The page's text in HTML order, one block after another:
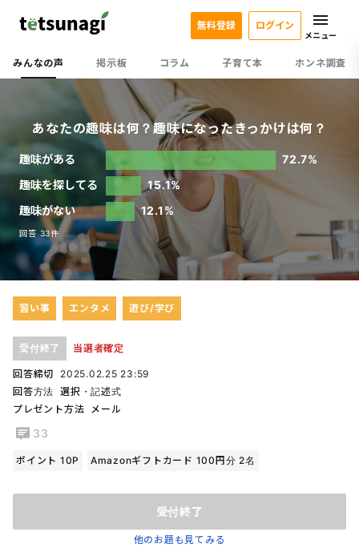
みんなの声 掲示板 コラム 子育て本 ホンネ調査
無料登録 ログイン
メニュー
あなたの趣味は何？趣味になったきっかけは何？
趣味がある
72.7%
趣味を探してる
15.1%
趣味がない
12.1%
回答 33件
習い事 エンタメ 遊び/学び
受付終了 当選者確定
回答締切
2025.02.25 23:59
回答方法 選択・記述式
プレゼント方法
メール
33
ポイント 10P Amazonギフトカード 100円分 2名
受付終了
他のお題も見てみる